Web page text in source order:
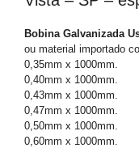
Bobina Galvanizada
ou material importado
0,35mm x 1000mm.
0,40mm x 1000mm.
0,43mm x 1000mm.
0,47mm x 1000mm.
0,50mm x 1000mm.
0,60mm x 1000mm.